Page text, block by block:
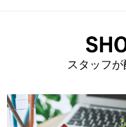
スタッフ